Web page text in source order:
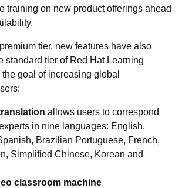
training on new product offerings ahead
tier, new features have also
standard tier of Red Hat Learning
goal of increasing global
allows users to correspond
in nine languages: English,
Brazilian Portuguese, French,
Simplified Chinese, Korean and
classroom machine